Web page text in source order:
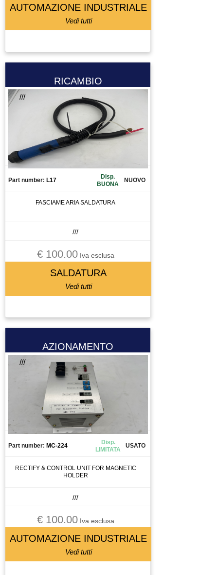
AUTOMAZIONE INDUSTRIALE
Vedi tutti
RICAMBIO
///
Part number: L17
Disp.
BUONA
NUOVO
FASCIAME ARIA SALDATURA
///
€ 100.00Iva esclusa
SALDATURA
Vedi tutti
AZIONAMENTO
///
Part number: MC-224
Disp.
LIMITATA
USATO
RECTIFY & CONTROL UNIT FOR MAGNETIC
HOLDER
///
€ 100.00Iva esclusa
AUTOMAZIONE INDUSTRIALE
Vedi tutti